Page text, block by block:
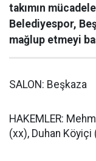
takımın
Belediyespor,
mağlup etmeyi
SALON: Beşkaza
HAKEMLER:
(xx), Duhan Köyiçi